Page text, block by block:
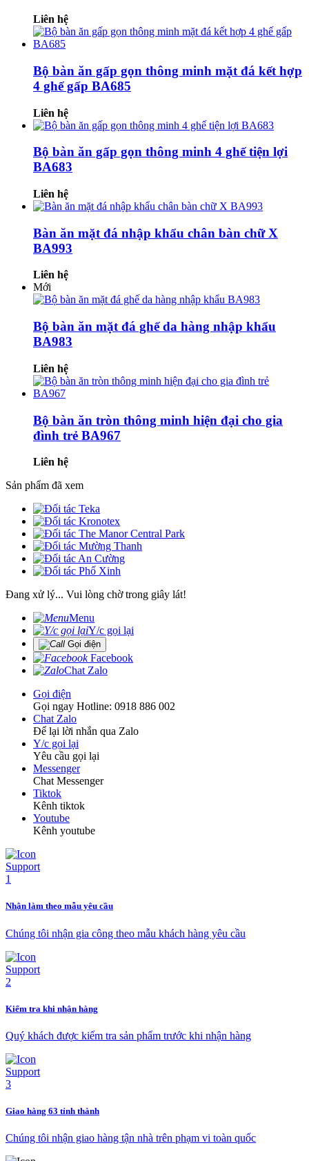
Liên hệ
Bộ bàn ăn gấp gọn thông minh mặt đá kết hợp
4 ghế gấp BA685
Liên hệ
Bộ bàn ăn gấp gọn thông minh 4 ghế tiện lợi
BA683
Liên hệ
Bàn ăn mặt đá nhập khẩu chân bàn chữ X
BA993
Liên hệ
Mới
Bộ bàn ăn mặt đá ghế da hàng nhập khẩu
BA983
Liên hệ
Bộ bàn ăn tròn thông minh hiện đại cho gia
đình trẻ BA967
Liên hệ
Sản phẩm đã xem
Đang xử lý... Vui lòng chờ trong giây lát!
Menu
Y/c gọi lại
Gọi điện
Facebook
Chat Zalo
Gọi điện
Gọi ngay Hotline: 0918 886 002
Chat Zalo
Để lại lời nhắn qua Zalo
Y/c gọi lại
Yêu cầu gọi lại
Messenger
Chat Messenger
Tiktok
Kênh tiktok
Youtube
Kênh youtube
Nhận làm theo mẫu yêu cầu
Chúng tôi nhận gia công theo mẫu khách hàng yêu cầu
Kiểm tra khi nhận hàng
Quý khách được kiểm tra sản phẩm trước khi nhận hàng
Giao hàng 63 tỉnh thành
Chúng tôi nhận giao hàng tận nhà trên phạm vi toàn quốc